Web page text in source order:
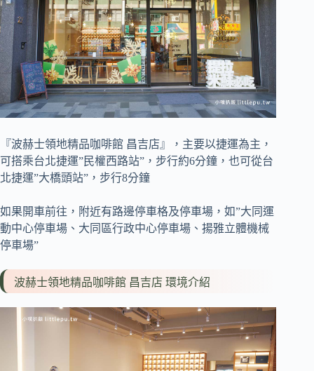
『波赫士領地精品咖啡館 昌吉店』，主要以捷運為主，
可搭乘台北捷運”民權西路站”，步行約6分鐘，也可從台
北捷運”大橋頭站”，步行8分鐘
如果開車前往，附近有路邊停車格及停車場，如”大同運
動中心停車場、大同區行政中心停車場、揚雅立體機械
停車場”
波赫士領地精品咖啡館 昌吉店 環境介紹